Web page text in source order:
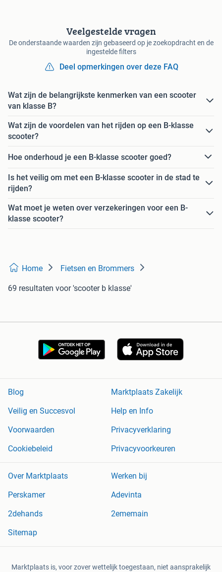
Veelgestelde vragen
De onderstaande waarden zijn gebaseerd op je zoekopdracht en de
ingestelde filters
Deel opmerkingen over deze FAQ
Wat zijn de belangrijkste kenmerken van een scooter
van klasse B?
Wat zijn de voordelen van het rijden op een B-klasse
scooter?
Hoe onderhoud je een B-klasse scooter goed?
Is het veilig om met een B-klasse scooter in de stad te
rijden?
Wat moet je weten over verzekeringen voor een B-
klasse scooter?
Home Fietsen en Brommers
69 resultaten voor 'scooter b klasse'
Blog
Marktplaats Zakelijk
Veilig en Succesvol
Help en Info
Voorwaarden
Privacyverklaring
Cookiebeleid
Privacyvoorkeuren
Over Marktplaats
Werken bij
Perskamer
Adevinta
2dehands
2ememain
Sitemap
Marktplaats is, voor zover wettelijk toegestaan, niet aansprakelijk